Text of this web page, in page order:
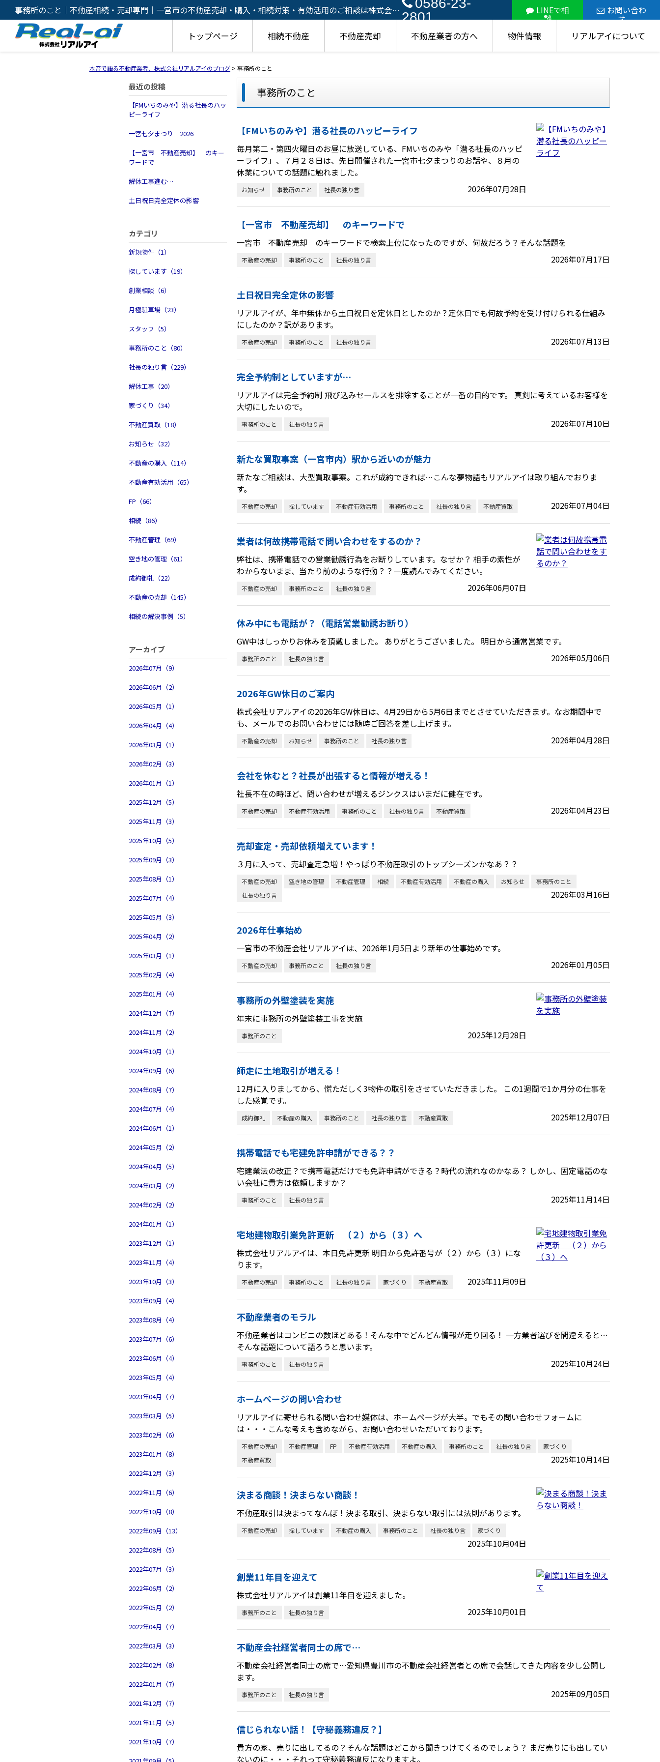
事務所のこと｜不動産相続・売却専門｜一宮市の不動産売却・購入・相続対策・有効活用のご相談は株式会社
リアルアイ
2801
LINEで相
談
お問い合わ
せ
トップページ 相続不動産 不動産売却 不動産業者の方へ 物件情報 リアルアイについて
本音で語る不動産業者、株式会社リアルアイのブログ > 事務所のこと
最近の投稿
【FMいちのみや】潜る社長のハッ
ピーライフ
一宮七夕まつり 2026
【一宮市 不動産売却】 のキー
ワードで
解体工事進む…
土日祝日完全定休の影響
カテゴリ
新規物件（1）
探しています（19）
創業相談（6）
月極駐車場（23）
スタッフ（5）
事務所のこと（80）
社長の独り言（229）
解体工事（20）
家づくり（34）
不動産買取（18）
お知らせ（32）
不動産の購入（114）
不動産有効活用（65）
FP（66）
相続（86）
不動産管理（69）
空き地の管理（61）
成約御礼（22）
不動産の売却（145）
相続の解決事例（5）
アーカイブ
2026年07月（9）
2026年06月（2）
2026年05月（1）
2026年04月（4）
2026年03月（1）
2026年02月（3）
2026年01月（1）
2025年12月（5）
2025年11月（3）
2025年10月（5）
2025年09月（3）
2025年08月（1）
2025年07月（4）
2025年05月（3）
2025年04月（2）
2025年03月（1）
2025年02月（4）
2025年01月（4）
2024年12月（7）
2024年11月（2）
2024年10月（1）
2024年09月（6）
2024年08月（7）
2024年07月（4）
2024年06月（1）
2024年05月（2）
2024年04月（5）
2024年03月（2）
2024年02月（2）
2024年01月（1）
2023年12月（1）
2023年11月（4）
2023年10月（3）
2023年09月（4）
2023年08月（4）
2023年07月（6）
2023年06月（4）
2023年05月（4）
2023年04月（7）
2023年03月（5）
2023年02月（6）
2023年01月（8）
2022年12月（3）
2022年11月（6）
2022年10月（8）
2022年09月（13）
2022年08月（5）
2022年07月（3）
2022年06月（2）
2022年05月（2）
2022年04月（7）
2022年03月（3）
2022年02月（8）
2022年01月（7）
2021年12月（7）
2021年11月（5）
2021年10月（7）
事務所のこと
【FMいちのみや】潜る社長のハッピーライフ
毎月第二・第四火曜日のお昼に放送している、FMいちのみや「潜る社長のハッピ
ーライフ」、７月２８日は、先日開催された一宮市七夕まつりのお話や、８月の
休業についての話題に触れました。
お知らせ 事務所のこと 社長の独り言 2026年07月28日
【一宮市 不動産売却】 のキーワードで
一宮市 不動産売却 のキーワードで検索上位になったのですが、何故だろう？そんな話題を
不動産の売却 事務所のこと 社長の独り言 2026年07月17日
土日祝日完全定休の影響
リアルアイが、年中無休から土日祝日を定休日としたのか？定休日でも何故予約を受け付けられる仕組み
にしたのか？訳があります。
不動産の売却 事務所のこと 社長の独り言 2026年07月13日
完全予約制としていますが…
リアルアイは完全予約制 飛び込みセールスを排除することが一番の目的です。 真剣に考えているお客様を
大切にしたいので。
事務所のこと 社長の独り言 2026年07月10日
新たな買取事案（一宮市内）駅から近いのが魅力
新たなご相談は、大型買取事案。これが成約できれば…こんな夢物語もリアルアイは取り組んでおりま
す。
不動産の売却 探しています 不動産有効活用 事務所のこと 社長の独り言 不動産買取 2026年07月04日
業者は何故携帯電話で問い合わせをするのか？
弊社は、携帯電話での営業勧誘行為をお断りしています。なぜか？ 相手の素性が
わからないまま、当たり前のような行動？？一度読んでみてください。
不動産の売却 事務所のこと 社長の独り言 2026年06月07日
休み中にも電話が？（電話営業勧誘お断り）
GW中はしっかりお休みを頂戴しました。 ありがとうございました。 明日から通常営業です。
事務所のこと 社長の独り言 2026年05月06日
2026年GW休日のご案内
株式会社リアルアイの2026年GW休日は、4月29日から5月6日までとさせていただきます。なお期間中で
も、メールでのお問い合わせには随時ご回答を差し上げます。
不動産の売却 お知らせ 事務所のこと 社長の独り言 2026年04月28日
会社を休むと？社長が出張すると情報が増える！
社長不在の時ほど、問い合わせが増えるジンクスはいまだに健在です。
不動産の売却 不動産有効活用 事務所のこと 社長の独り言 不動産買取 2026年04月23日
売却査定・売却依頼増えています！
３月に入って、売却査定急増！やっぱり不動産取引のトップシーズンかなあ？？
不動産の売却 空き地の管理 不動産管理 相続 不動産有効活用 不動産の購入 お知らせ
事務所のこと
社長の独り言
2026年03月16日
2026年仕事始め
一宮市の不動産会社リアルアイは、2026年1月5日より新年の仕事始めです。
不動産の売却 事務所のこと 社長の独り言 2026年01月05日
事務所の外壁塗装を実施
年末に事務所の外壁塗装工事を実施
事務所のこと 2025年12月28日
師走に土地取引が増える！
12月に入りましてから、慌ただしく3物件の取引をさせていただきました。 この1週間で1か月分の仕事を
した感覚です。
成約御礼 不動産の購入 事務所のこと 社長の独り言 不動産買取 2025年12月07日
携帯電話でも宅建免許申請ができる？？
宅建業法の改正？で携帯電話だけでも免許申請ができる？時代の流れなのかなあ？ しかし、固定電話のな
い会社に貴方は依頼しますか？
事務所のこと 社長の独り言 2025年11月14日
宅地建物取引業免許更新 （２）から（３）へ
株式会社リアルアイは、本日免許更新 明日から免許番号が（２）から（３）にな
ります。
不動産の売却 事務所のこと 社長の独り言 家づくり 不動産買取 2025年11月09日
不動産業者のモラル
不動産業者はコンビニの数ほどある！そんな中でどんどん情報が走り回る！ 一方業者選びを間違えると…
そんな話題について語ろうと思います。
事務所のこと 社長の独り言 2025年10月24日
ホームページの問い合わせ
リアルアイに寄せられる問い合わせ媒体は、ホームページが大半。でもその問い合わせフォームに
は・・・こんな考えも含めながら、お問い合わせいただいております。
不動産の売却 不動産管理 FP 不動産有効活用 不動産の購入 事務所のこと 社長の独り言
家づくり
不動産買取
2025年10月14日
決まる商談！決まらない商談！
不動産取引は決まってなんぼ！決まる取引、決まらない取引には法則があります。
不動産の売却 探しています 不動産の購入 事務所のこと 社長の独り言 家づくり
2025年10月04日
創業11年目を迎えて
株式会社リアルアイは創業11年目を迎えました。
事務所のこと 社長の独り言 2025年10月01日
不動産会社経営者同士の席で…
不動産会社経営者同士の席で…愛知県豊川市の不動産会社経営者との席で会話してきた内容を少し公開し
ます。
事務所のこと 社長の独り言 2025年09月05日
信じられない話！【守秘義務違反？】
貴方の家、売りに出してるの？そんな話題はどこから聞きつけてくるのでしょう？ まだ売りにも出してい
ないのに・・・それって守秘義務違反になりますよ。